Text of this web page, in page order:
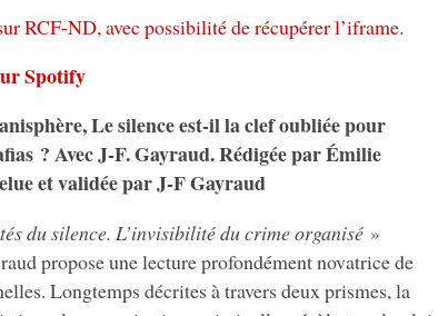
RCF-ND, avec possibilité de récupérer l’iframe.
Spotify
Le silence est-il la clef oubliée pour
? Avec J-F. Gayraud. Rédigée par Émilie
et validée par J-F Gayraud
du silence. L’invisibilité du crime organisé»
propose une lecture profondément novatrice de
Longtemps décrites à travers deux prismes, la